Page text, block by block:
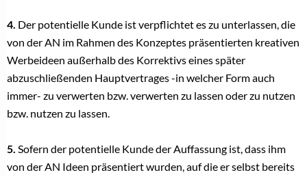
4. Der potentielle Kunde ist verpflichtet es zu unterlassen, die
von der AN im Rahmen des Konzeptes präsentierten kreativen
Werbeideen außerhalb des Korrektivs eines später
abzuschließenden Hauptvertrages -in welcher Form auch
immer- zu verwerten bzw. verwerten zu lassen oder zu nutzen
bzw. nutzen zu lassen.
5. Sofern der potentielle Kunde der Auffassung ist, dass ihm
von der AN Ideen präsentiert wurden, auf die er selbst bereits